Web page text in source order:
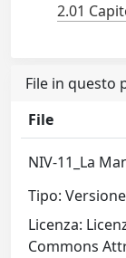
2.01
File in questo
File
NIV-11_La
Tipo:
Licenza:
Commons